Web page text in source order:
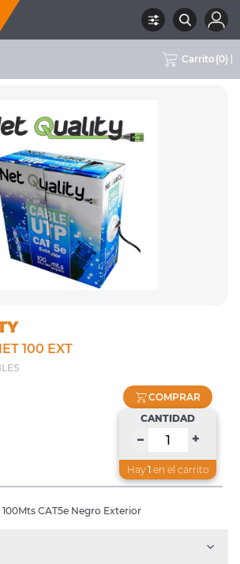
Carrito (0)
100 EXT
COMPRAR
CANTIDAD
– +
Hay 1 en el carrito
CAT5e Negro Exterior